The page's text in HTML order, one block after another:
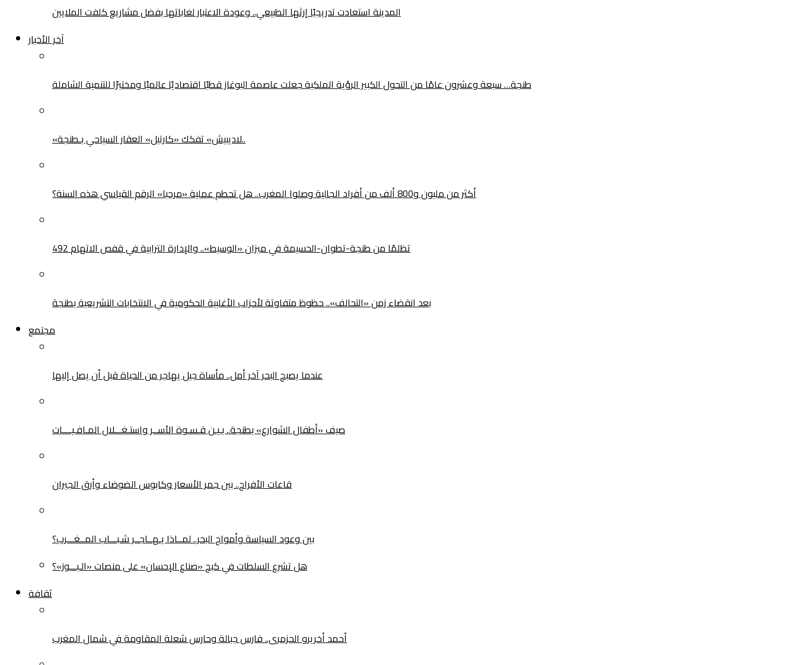
المدينة استعادت تدريجيًا إرثها الطبيعي.. وعودة الاعتبار لغاباتها بفضل مشاريع كلفت الملايين
آخر الأخبار
طنجة… سبعة وعشرون عامًا من التحول الكبير الرؤية الملكية جعلت عاصمة البوغاز قطبًا اقتصاديًا عالميًا ومختبرًا للتنمية الشاملة
«لاديبيش» تفكك «كارتيل» العقار السياحي بـطنجة..
أكثر من مليون و800 ألف من أفراد الجالية وصلوا المغرب.. هل تحطم عملية «مرحبا» الرقم القياسي هذه السنة؟
492 تظلمًا من طنجة-تطوان-الحسيمة في ميزان «الوسيط».. والإدارة الترابية في قفص الاتهام
بعد انقضاء زمن «التحالف».. حظوظ متفاوتة لأحزاب الأغلبية الحكومية في الانتخابات التشريعية بطنجة
مجتمع
عندما يصبح البحر آخر أمل.. مأساة جيل يهاجر من الحياة قبل أن يصل إليها
صيف «أطفال الشوارع» بطنجة.. بـيـن قـسـوة الأســر واستـغـــلال المـافـيــــات
قاعات الأفراح.. بين جمر الأسعار وكابوس الضوضاء وأرق الجيران
بين وعود السياسة وأمواج البحر.. لمــاذا يـهــاجــر شـبـــاب المــغـــرب؟
هل تشرع السلطات في كبح «صناع الإحسان» على منصات «الـبـــوز»؟
ثقافة
أحمد أخريرو الحزمرى.. فارس جبالة وحارس شعلة المقاومة في شمال المغرب